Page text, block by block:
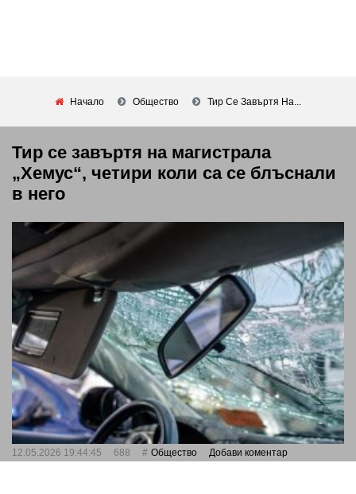
Начало Общество Тир Се Завъртя На...
Тир се завъртя на магистрала
„Хемус“, четири коли са се блъснали
в него
12.05.2026 19:44:45 688 Общество Добави коментар